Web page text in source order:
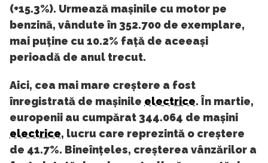
(+15.3%). Urmează mașinile cu motor pe
benzină, vândute în 352.700 de exemplare,
mai puține cu 10.2% față de aceeași
perioadă de anul trecut.
Aici, cea mai mare creștere a fost
înregistrată de mașinile electrice. În martie,
europenii au cumpărat 344.064 de mașini
electrice, lucru care reprezintă o creștere
de 41.7%. Bineînțeles, creșterea vânzărilor a